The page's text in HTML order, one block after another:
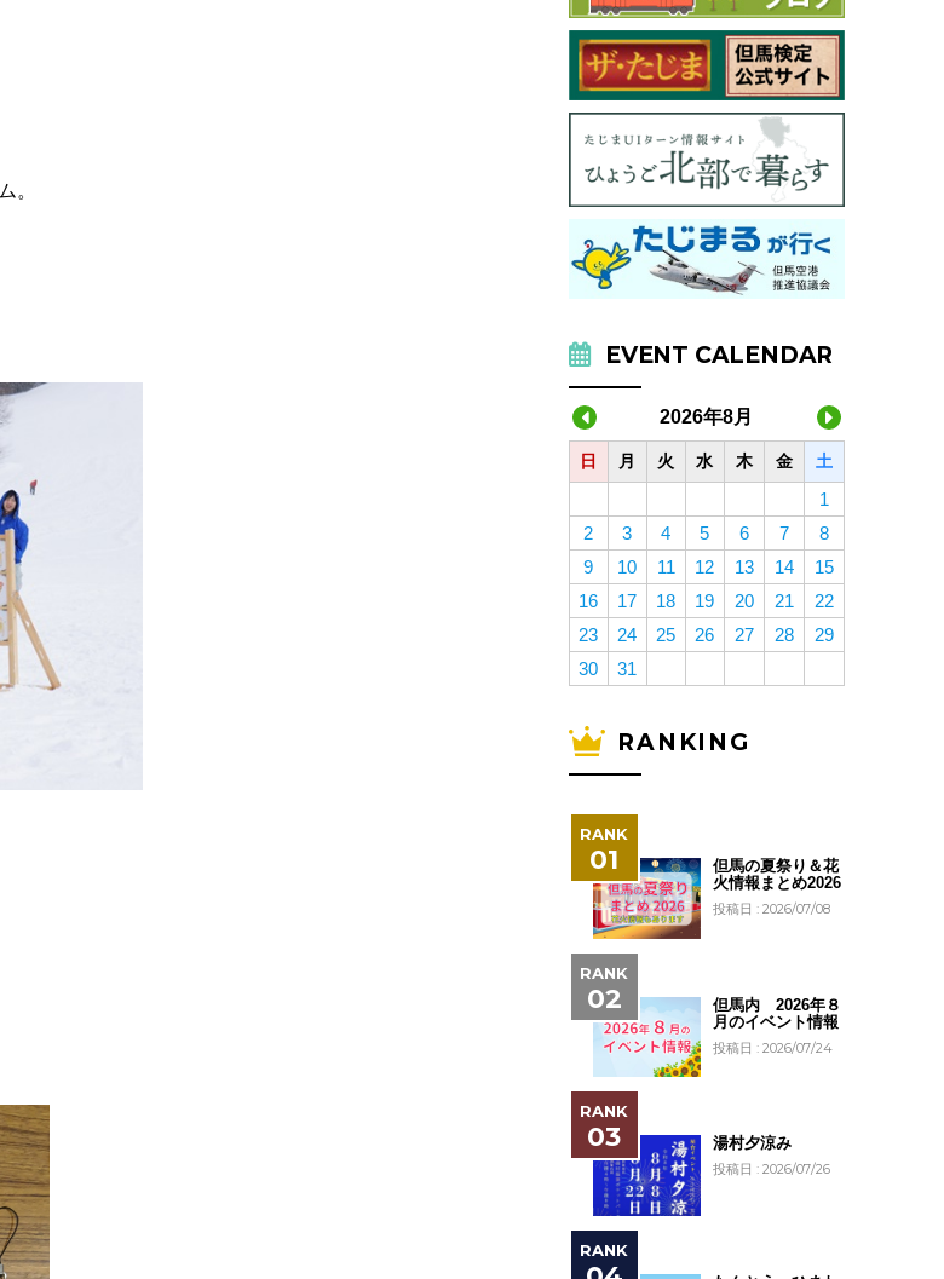
。
EVENT CALENDAR
2026年8月
日 月 火 水 木 金 土
1
2
3 4 5 6 7
8
9
10 11 12 13 14
15
16
17 18 19 20 21
22
23
24 25 26 27 28
29
30
31
RANKING
但馬の夏祭り＆花
火情報まとめ2026
投稿日 : 2026/07/08
但馬内 2026年８
月のイベント情報
投稿日 : 2026/07/24
湯村夕涼み
投稿日 : 2026/07/26